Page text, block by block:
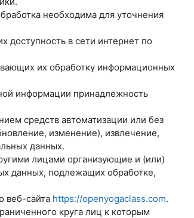
необходима для уточнения
в сети интернет по
их обработку информационных
информации принадлежность
средств автоматизации или без
изменение), извлечение,
данных.
лицами организующие и (или)
данных, подлежащих обработке,
веб-сайта https://openyogaclass.com.
круга лиц к которым